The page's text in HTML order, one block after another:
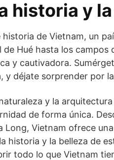
historia y
de Vietnam, un
Hué hasta los
y cautivadora.
y déjate sorprender por
y la
de forma única.
Long, Vietnam ofrece
historia y la belleza de
todo lo que Vietnam